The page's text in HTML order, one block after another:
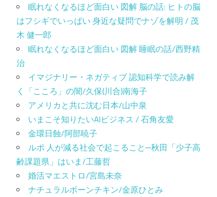
眠れなくなるほど面白い 図解 脳の話: ヒトの脳
はフシギでいっぱい 身近な疑問でナゾを解明 / 茂
木 健一郎
眠れなくなるほど面白い 図解 睡眠の話/西野精
治
イマジナリー・ネガティブ 認知科学で読み解
く「こころ」の闇/久保(川合)南海子
アメリカと共に沈む日本/山中泉
いまこそ知りたいAIビジネス / 石角友愛
金環日蝕/阿部暁子
ルポ 人が減る社会で起こること─秋田「少子高
齢課題県」はいま/工藤哲
婚活マエストロ/宮島未奈
ナチュラルボーンチキン/金原ひとみ